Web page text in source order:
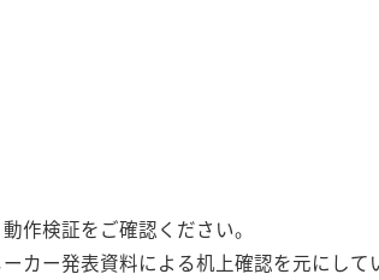
作検証をご確認ください。
ー発表資料による机上確認を元にし